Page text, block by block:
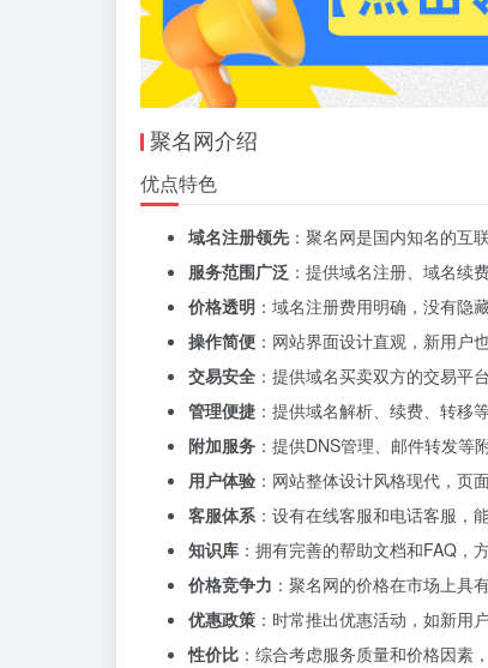
聚名网介绍
优点特色
域名注册领先 ：聚名网是国内知名的互
服务范围广泛 ：提供域名注册、域名续
价格透明 ：域名注册费用明确，没有隐
操作简便 ：网站界面设计直观，新用户
交易安全 ：提供域名买卖双方的交易平
管理便捷 ：提供域名解析、续费、转移
附加服务 ：提供DNS管理、邮件转发等
用户体验 ：网站整体设计风格现代，页
客服体系：设有在线客服和电话客服，
知识库 ：拥有完善的帮助文档和FAQ，
价格竞争力 ：聚名网的价格在市场上具
优惠政策 ：时常推出优惠活动，如新用
性价比 ：综合考虑服务质量和价格因素